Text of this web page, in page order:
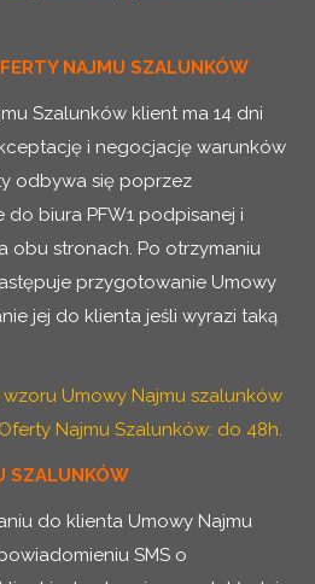
NAJMU SZALUNKÓW
Szalunków klient ma 14 dni
i negocjację warunków
odbywa się poprzez
biura PFW1 podpisanej i
obu stronach. Po otrzymaniu
przygotowanie Umowy
jej do klienta jeśli wyrazi taką
wzoru Umowy Najmu szalunków
Najmu Szalunków: do 48h.
SZALUNKÓW
do klienta Umowy Najmu
SMS o